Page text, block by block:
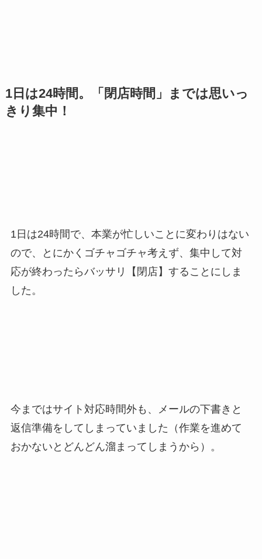
1日は24時間。「閉店時間」までは思いっ
きり集中！
1日は24時間で、本業が忙しいことに変わりはない
ので、とにかくゴチャゴチャ考えず、集中して対
応が終わったらバッサリ【閉店】することにしま
した。
今まではサイト対応時間外も、メールの下書きと
返信準備をしてしまっていました（作業を進めて
おかないとどんどん溜まってしまうから）。